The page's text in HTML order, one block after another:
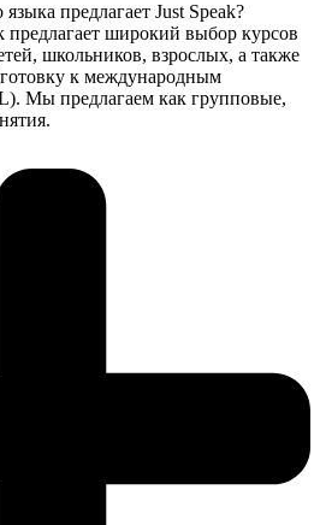
предлагает Just Speak?
предлагает широкий выбор курсов
школьников, взрослых, а также
к международным
Мы предлагаем как групповые,